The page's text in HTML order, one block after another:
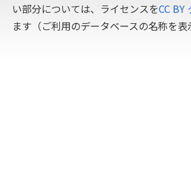
い部分については、ライセンスをCC BY
ます（ご利用のデータベースの名称を表